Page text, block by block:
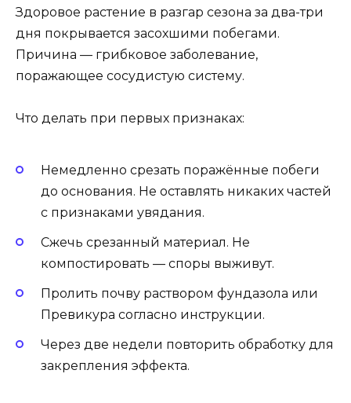
Здоровое растение в разгар сезона за два-три
дня покрывается засохшими побегами.
Причина — грибковое заболевание,
поражающее сосудистую систему.
Что делать при первых признаках:
Немедленно срезать поражённые побеги
до основания. Не оставлять никаких частей
с признаками увядания.
Сжечь срезанный материал. Не
компостировать — споры выживут.
Пролить почву раствором фундазола или
Превикура согласно инструкции.
Через две недели повторить обработку для
закрепления эффекта.